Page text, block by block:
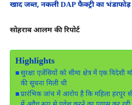
खाद जब्त, नकली DAP फैक्ट्री का भंडाफोड़
सोहराब आलम की रिपोर्ट
Highlights
सुरक्षा एजेंसियों को सीमा क्षेत्र में एक विदेशी
की सूचना मिली थी
प्रारंभिक जांच में आरोप है कि महिला हरपुर